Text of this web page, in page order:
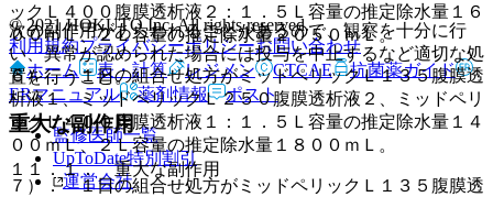
次の副作用があらわれることがあるので、観察を十分に行
い、異常が認められた場合には投与を中止するなど適切な処
置を行うこと。
重大な副作用
１１．１． 重大な副作用
ックＬ４００腹膜透析液２：１．５Ｌ容量の推定除水量１６
００ｍＬ、２Ｌ容量の推定除水量２０５０ｍＬ。
６）． １日の組合せ処方がミッドペリックＬ１３５腹膜透
析液１、ミッドペリックＬ２５０腹膜透析液２、ミッドペリ
ックＬ４００腹膜透析液１：１．５Ｌ容量の推定除水量１４
００ｍＬ、２Ｌ容量の推定除水量１８００ｍＬ。
７）． １日の組合せ処方がミッドペリックＬ１３５腹膜透
© 2021 HOKUTO Inc. All rights reserved.
利用規約プライバシーポリシーお問い合わせ
ホーム
表・計算 レジメン CTCAE
抗菌薬ガイド
ERマニュアル
薬剤情報 ポスト
監修医師一覧
UpToDate特別割引
運営会社